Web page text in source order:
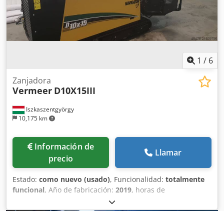
1 / 6
Iszkaszentgyörgy
10,175 km
Zanjadora
Vermeer D10X15III
Información de
precio
Llamar
Estado: como nuevo (usado), Funcionalidad: totalmente
funcional, Año de fabricación: 2019, horas de
, La D10x15 S3 es una perforadora